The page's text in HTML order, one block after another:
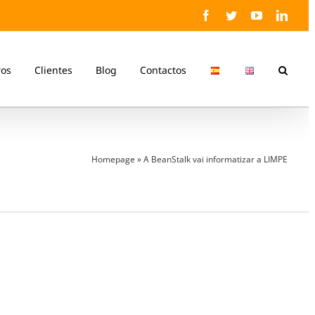
Facebook
TwitterYouTube
Clientes Blog Contactos
Homepage »A BeanStalk vai informatizar a LIMPE